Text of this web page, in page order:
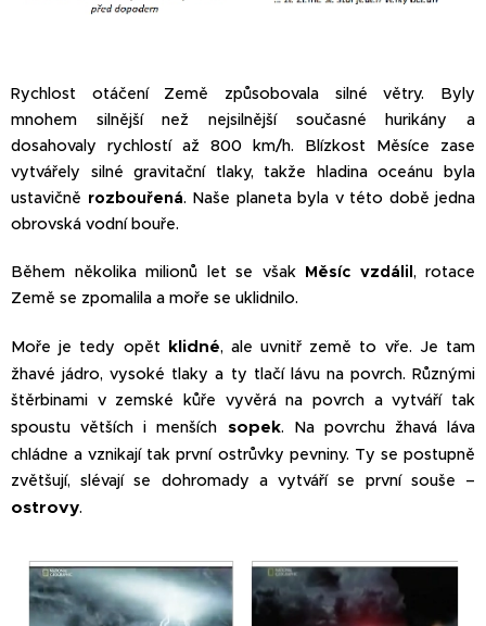
Rychlost otáčení Země způsobovala silné větry. Byly
mnohem silnější než nejsilnější současné hurikány a
dosahovaly rychlostí až 800 km/h. Blízkost Měsíce zase
vytvářely silné gravitační tlaky, takže hladina oceánu byla
ustavičně rozbouřená. Naše planeta byla v této době jedna
obrovská vodní bouře.
Během několika milionů let se však Měsíc vzdálil , rotace
Země se zpomalila a moře se uklidnilo.
Moře je tedy opět klidné, ale uvnitř země to vře. Je tam
žhavé jádro, vysoké tlaky a ty tlačí lávu na povrch. Různými
štěrbinami v zemské kůře vyvěrá na povrch a vytváří tak
spoustu větších i menších sopek. Na povrchu žhavá láva
chládne a vznikají tak první ostrůvky pevniny. Ty se postupně
zvětšují, slévají se dohromady a vytváří se první souše –
ostrovy.